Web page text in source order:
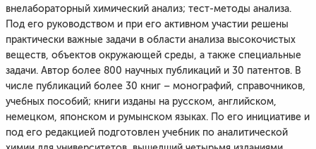
внелабораторный химический анализ; тест-методы анализа.
Под его руководством и при его активном участии решены
практически важные задачи в области анализа высокочистых
веществ, объектов окружающей среды, а также специальные
задачи. Автор более 800 научных публикаций и 30 патентов. В
числе публикаций более 30 книг – монографий, справочников,
учебных пособий; книги изданы на русском, английском,
немецком, японском и румынском языках. По его инициативе и
под его редакцией подготовлен учебник по аналитической